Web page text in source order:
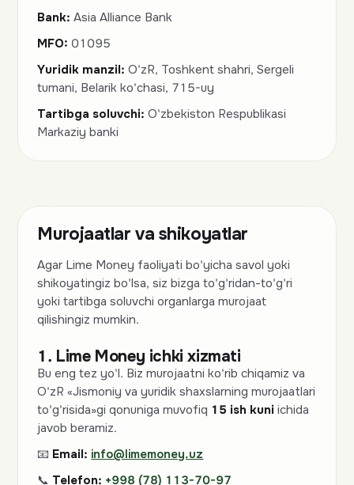
Bank: Asia Alliance Bank
MFO: 01095
Yuridik manzil: O'zR, Toshkent shahri, Sergeli
tumani, Belarik ko'chasi, 715-uy
Tartibga soluvchi: O'zbekiston Respublikasi
Markaziy banki
Murojaatlar va shikoyatlar
Agar Lime Money faoliyati bo'yicha savol yoki
shikoyatingiz bo'lsa, siz bizga to'g'ridan-to'g'ri
yoki tartibga soluvchi organlarga murojaat
qilishingiz mumkin.
1. Lime Money ichki xizmati
Bu eng tez yo'l. Biz murojaatni ko'rib chiqamiz va
O'zR «Jismoniy va yuridik shaxslarning murojaatlari
to'g'risida»gi qonuniga muvofiq 15 ish kuni ichida
javob beramiz.
📧 Email: info@limemoney.uz
📞 Telefon: +998 (78) 113-70-97